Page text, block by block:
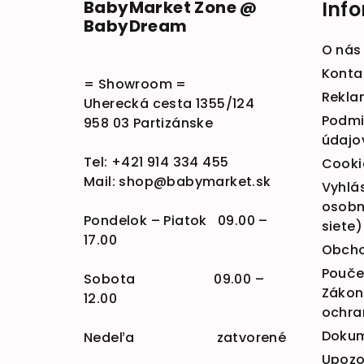
BabyMarket Zone @
BabyDream
= Showroom =
Uherecká cesta 1355/124
958 03 Partizánske
Tel: +421 914 334 455
Mail: shop@babymarket.sk
Pondelok – Piatok 09.00 –
17.00
Sobota 09.00 –
12.00
Nedeľa zatvorené
O nás
siete)